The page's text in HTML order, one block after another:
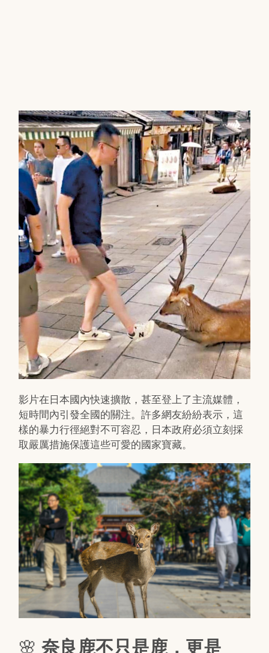
影片在日本國內快速擴散，甚至登上了主流媒體，
短時間內引發全國的關注。許多網友紛紛表示，這
樣的暴力行徑絕對不可容忍，日本政府必須立刻採
取嚴厲措施保護這些可愛的國家寶藏。
🌸奈良鹿不只是鹿，更是